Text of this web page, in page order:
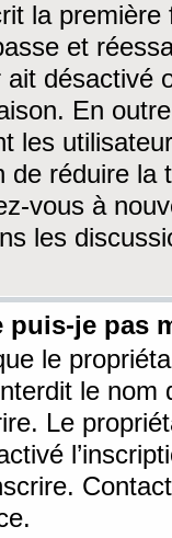
la première
et
ait désactivé
En
les
de réduire la
vous à
les
puis-je pas
le
le nom
Le